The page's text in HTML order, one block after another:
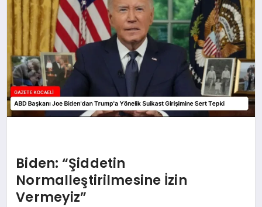
SAĞLIK
EĞITIM
Biden: “Şiddetin
Normalleştirilmesine İzin
Vermeyiz”